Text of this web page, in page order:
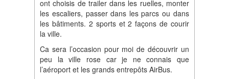
ont choisis de trailer dans les ruelles, monter
les escaliers, passer dans les parcs ou dans
les bâtiments. 2 sports et 2 façons de courir
la ville.
Ca sera l’occasion pour moi de découvrir un
peu la ville rose car je ne connais que
l’aéroport et les grands entrepôts AirBus.